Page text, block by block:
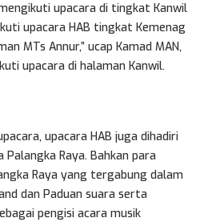
upacara di tingkat Kanwil
upacara HAB tingkat Kemenag
MTs Annur,” ucap Kamad MAN,
upacara di halaman Kanwil.
upacara HAB juga dihadiri
Raya. Bahkan para
Raya yang tergabung dalam
dan Paduan suara serta
pengisi acara musik